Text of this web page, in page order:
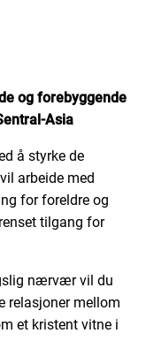
og forebyggende
Asia
å styrke de
arbeide med
for foreldre og
tilgang for
nærvær vil du
relasjoner mellom
et kristent vitne i